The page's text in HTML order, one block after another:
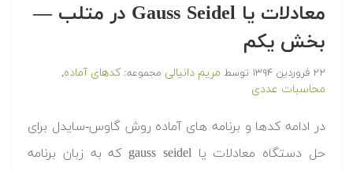
معادلات یا Gauss Seidel در متلب‬‬ —
بخش یکم
۲۲ فروردین ۱۳۹۴ توسط مریم دانیالی مجموعه:کدهای آماده,
محاسبات عددی
‫در ادامه کدها و برنامه های آماده روش گاوس-سایدل برای
حل دستگاه معادلات یا gauss seidel که به زبان برنامه